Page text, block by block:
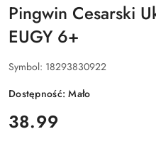
Pingwin Cesarski
EUGY 6+
Symbol: 18293830922
Dostępność:Mało
cena:
38.99